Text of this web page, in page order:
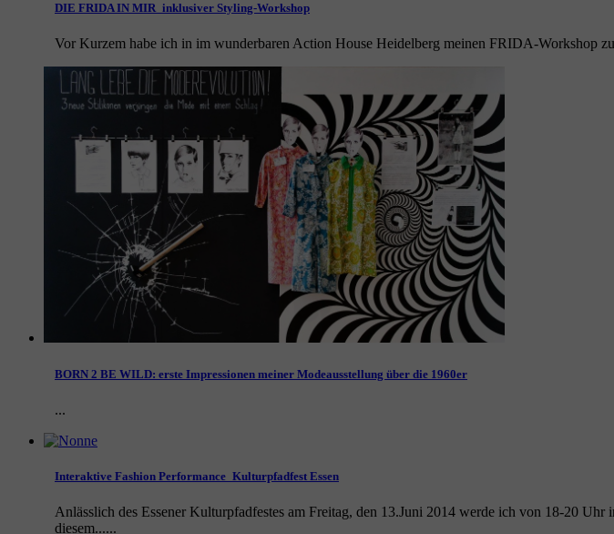
DIE FRIDA IN MIR_inklusiver Styling-Workshop
Vor Kurzem habe ich in im wunderbaren Action House Heidelberg meinen FRIDA-Workshop
BORN 2 BE WILD: erste Impressionen meiner Modeausstellung über die 1960er
...
Interaktive Fashion Performance_Kulturpfadfest Essen
Anlässlich des Essener Kulturpfadfestes am Freitag, den 13.Juni 2014 werde ich von 18-20
diesem......